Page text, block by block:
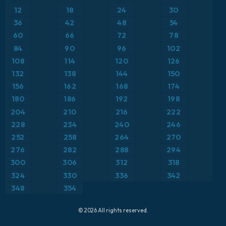
ICON Alemania 2 km
Caribe
Escandinavia
Estados Unidos
Europa
Francia
Grecia
Islandia
Anomalía de temperatura a 850 hPa
Precipitación, nubes y presión
Presión
Temperatura a 2 m
Temperatura a 500 hPa
Temperatura a 850 hPa
Viento a 10 m
Viento a 300 hPa (corriente en chorro)
12 18 24
30
36
42 48
54
60
66 72 78
84 90 96 102
108 114 120
126
132
138 144 150
156 162 168 174
180 186 192
198
204
210 216
222
228
234 240
246
252
258 264 270
276 282 288 294
300 306 312
318
324
330 336
342
348
354
© 2026 All rights reserved.